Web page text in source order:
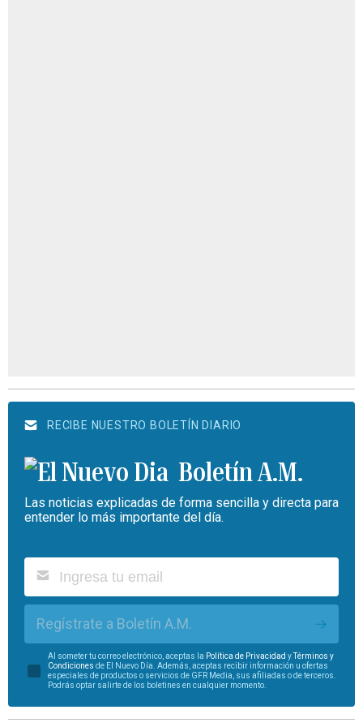
RECIBE NUESTRO BOLETÍN DIARIO
Boletín A.M.
Las noticias explicadas de forma sencilla y directa para
entender lo más importante del día.
Regístrate a Boletín A.M.
Al someter tu correo electrónico, aceptas la Política de Privacidad yTérminos y
Condiciones de El Nuevo Día. Además, aceptas recibir información u ofertas
especiales de productos o servicios de GFR Media, sus afiliadas o de terceros.
Podrás optar salirte de los boletines en cualquier momento.